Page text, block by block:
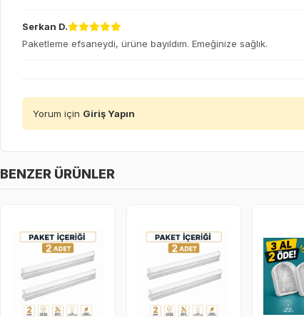
Serkan D.
Paketleme efsaneydi, ürüne bayıldım. Emeğinize sağlık.
Yorum için Giriş Yapın
BENZER ÜRÜNLER